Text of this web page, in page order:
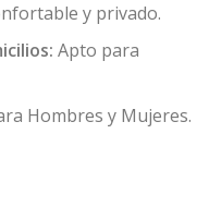
y privado.
Apto para
Hombres y Mujeres.